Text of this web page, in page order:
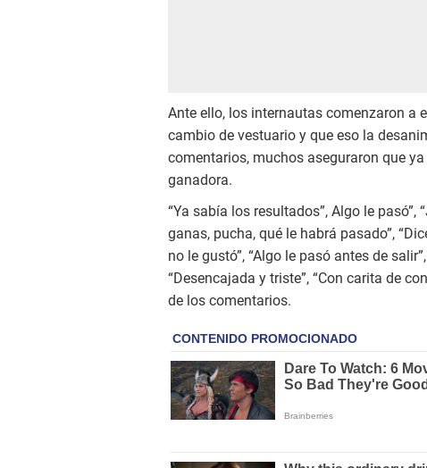
Ante ello, los internautas comenzaron a
cambio de vestuario y que eso la
comentarios, muchos aseguraron que
ganadora.
“Ya sabía los resultados”, Algo le
ganas, pucha, qué le habrá pasado”,
no le gustó”, “Algo le pasó antes de
“Desencajada y triste”, “Con carita de
de los comentarios.